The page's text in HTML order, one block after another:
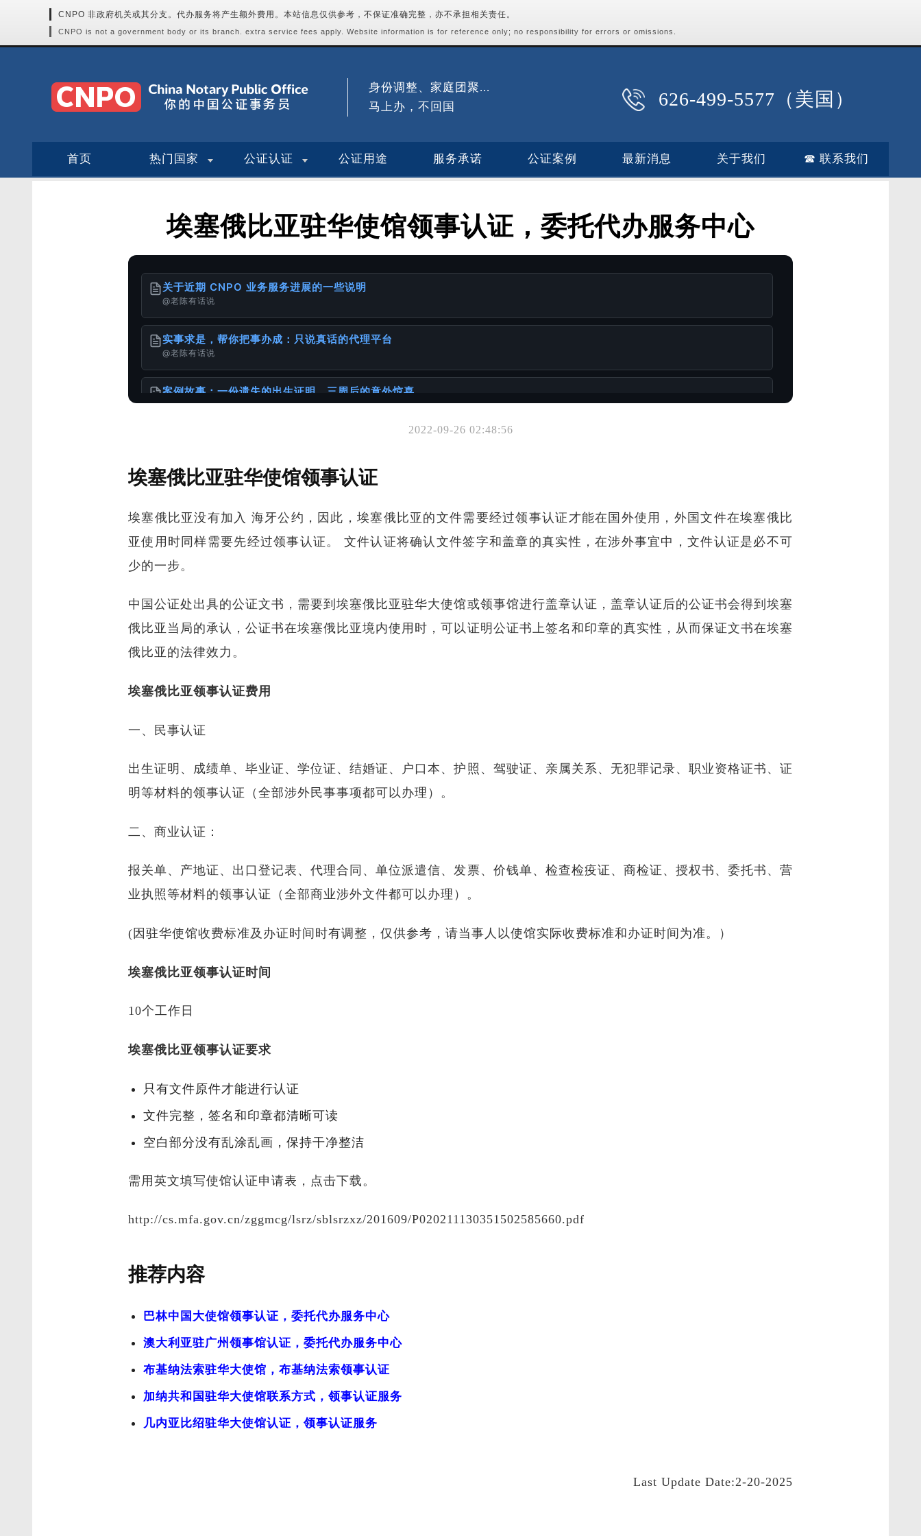
CNPO 非政府机关或其分支。代办服务将产生额外费用。本站信息仅供参考，不保证准确完整，亦不承担相关责任。
CNPO is not a government body or its branch. extra service fees apply. Website information is for reference only; no responsibility for errors or omissions.
626-499-5577（美国）
身份调整、家庭团聚...
马上办，不回国
首页 热门国家 公证认证 公证用途 服务承诺 公证案例 最新消息 关于我们 ☎ 联系我们
埃塞俄比亚驻华使馆领事认证，委托代办服务中心
关于近期 CNPO 业务服务进展的一些说明
@老陈有话说
实事求是，帮你把事办成：只说真话的代理平台
@老陈有话说
案例故事：一份遗失的出生证明，三周后的意外惊喜
@老陈有话说
你可能也喜欢
港澳台同胞移民加速包：无犯罪公证办理全流程+真实案例
@老陈有话说
如何办理加拿大使用的出生公证书
关于服务诚信与办理流程的重要声明
2022-09-26 02:48:56
埃塞俄比亚驻华使馆领事认证
埃塞俄比亚没有加入 海牙公约，因此，埃塞俄比亚的文件需要经过领事认证才能在国外使用，外国文件在埃塞俄比
亚使用时同样需要先经过领事认证。 文件认证将确认文件签字和盖章的真实性，在涉外事宜中，文件认证是必不可
少的一步。
中国公证处出具的公证文书，需要到埃塞俄比亚驻华大使馆或领事馆进行盖章认证，盖章认证后的公证书会得到埃塞
俄比亚当局的承认，公证书在埃塞俄比亚境内使用时，可以证明公证书上签名和印章的真实性，从而保证文书在埃塞
俄比亚的法律效力。
埃塞俄比亚领事认证费用
一、民事认证
出生证明、成绩单、毕业证、学位证、结婚证、户口本、护照、驾驶证、亲属关系、无犯罪记录、职业资格证书、证
明等材料的领事认证（全部涉外民事事项都可以办理）。
二、商业认证：
报关单、产地证、出口登记表、代理合同、单位派遣信、发票、价钱单、检查检疫证、商检证、授权书、委托书、营
业执照等材料的领事认证（全部商业涉外文件都可以办理）。
(因驻华使馆收费标准及办证时间时有调整，仅供参考，请当事人以使馆实际收费标准和办证时间为准。）
埃塞俄比亚领事认证时间
10个工作日
埃塞俄比亚领事认证要求
只有文件原件才能进行认证
文件完整，签名和印章都清晰可读
空白部分没有乱涂乱画，保持干净整洁
需用英文填写使馆认证申请表，点击下载。
http://cs.mfa.gov.cn/zggmcg/lsrz/sblsrzxz/201609/P020211130351502585660.pdf
推荐内容
巴林中国大使馆领事认证，委托代办服务中心
澳大利亚驻广州领事馆认证，委托代办服务中心
布基纳法索驻华大使馆，布基纳法索领事认证
加纳共和国驻华大使馆联系方式，领事认证服务
几内亚比绍驻华大使馆认证，领事认证服务
Last Update Date:2-20-2025